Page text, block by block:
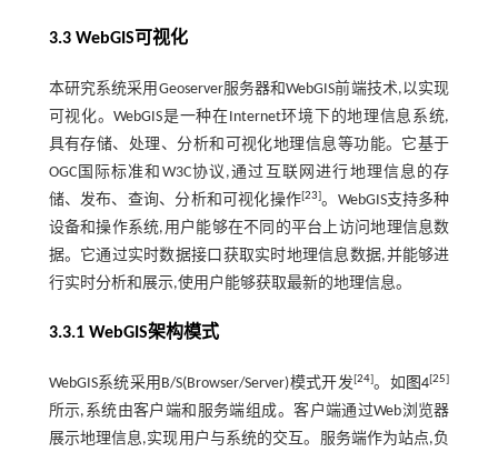
3.3 WebGIS可视化
本研究系统采用Geoserver服务器和WebGIS前端技术,以实现
可视化。WebGIS是一种在Internet环境下的地理信息系统,
具有存储、处理、分析和可视化地理信息等功能。它基于
OGC国际标准和W3C协议,通过互联网进行地理信息的存
储、发布、查询、分析和可视化操作[23]。WebGIS支持多种
设备和操作系统,用户能够在不同的平台上访问地理信息数
据。它通过实时数据接口获取实时地理信息数据,并能够进
行实时分析和展示,使用户能够获取最新的地理信息。
3.3.1 WebGIS架构模式
WebGIS系统采用B/S(Browser/Server)模式开发[24]。如 图4[25]
所示,系统由客户端和服务端组成。客户端通过Web浏览器
展示地理信息,实现用户与系统的交互。服务端作为站点,负